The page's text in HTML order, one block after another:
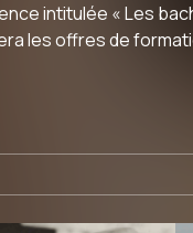
intitulée « Les
les offres de